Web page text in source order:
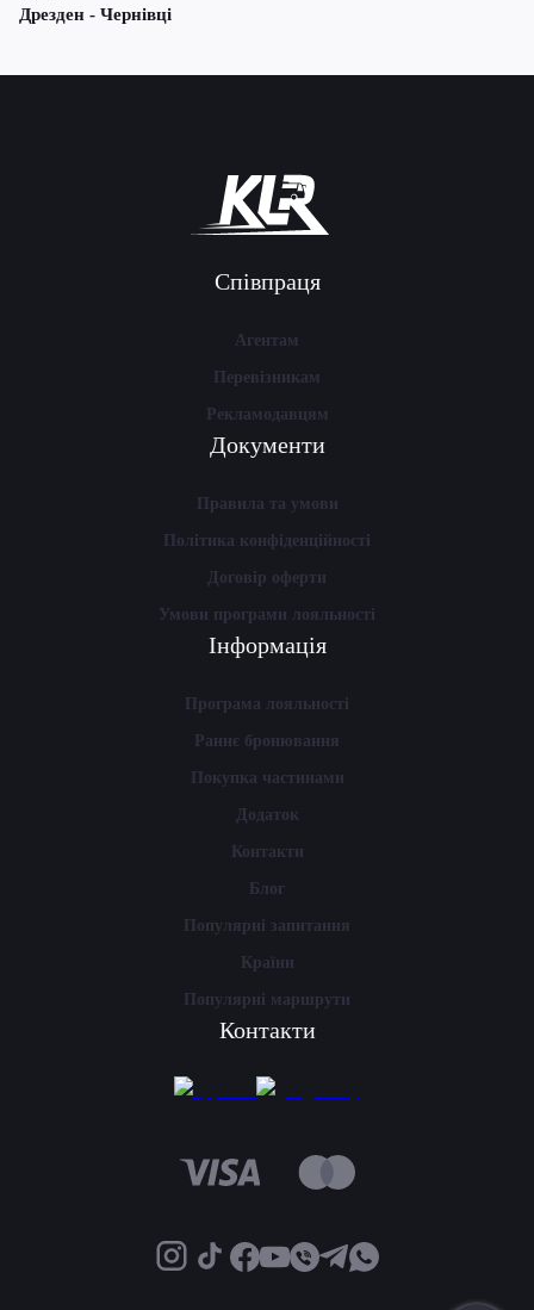
Дрезден - Чернівці
Співпраця
Агентам
Перевізникам
Рекламодавцям
Документи
Правила та умови
Політика конфіденційності
Договір оферти
Умови програми лояльності
Інформація
Програма лояльності
Раннє бронювання
Покупка частинами
Додаток
Контакти
Блог
Популярні запитання
Країни
Популярні маршрути
Контакти